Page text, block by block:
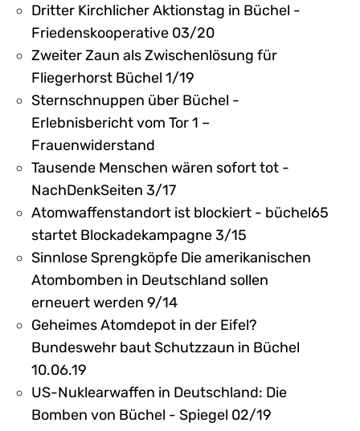
Dritter Kirchlicher Aktionstag in Büchel -
Friedenskooperative 03/20
Zweiter Zaun als Zwischenlösung für
Fliegerhorst Büchel 1/19
Sternschnuppen über Büchel -
Erlebnisbericht vom Tor 1 –
Frauenwiderstand
Tausende Menschen wären sofort tot -
NachDenkSeiten 3/17
Atomwaffenstandort ist blockiert - büchel65
startet Blockadekampagne 3/15
Sinnlose Sprengköpfe Die amerikanischen
Atombomben in Deutschland sollen
erneuert werden 9/14
Geheimes Atomdepot in der Eifel?
Bundeswehr baut Schutzzaun in Büchel
10.06.19
US-Nuklearwaffen in Deutschland: Die
Bomben von Büchel - Spiegel 02/19